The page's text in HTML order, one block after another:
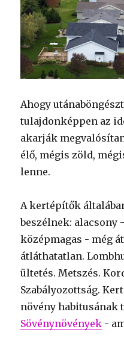
Ahogy
tulajdonképpen az
akarják
élő, mégis zöld,
lenne.
A kertépítők
beszélnek: alacsony
középmagas - még
átláthatatlan.
ültetés. Metszés.
Szabályozottság.
növény habitusának
Sövénynövények -